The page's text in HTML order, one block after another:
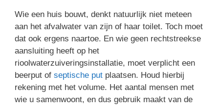
Wie een huis bouwt, denkt natuurlijk niet meteen
aan het afvalwater van zijn of haar toilet. Toch moet
dat ook ergens naartoe. En wie geen rechtstreekse
aansluiting heeft op het
rioolwaterzuiveringsinstallatie, moet verplicht een
beerput of septische put plaatsen. Houd hierbij
rekening met het volume. Het aantal mensen met
wie u samenwoont, en dus gebruik maakt van de